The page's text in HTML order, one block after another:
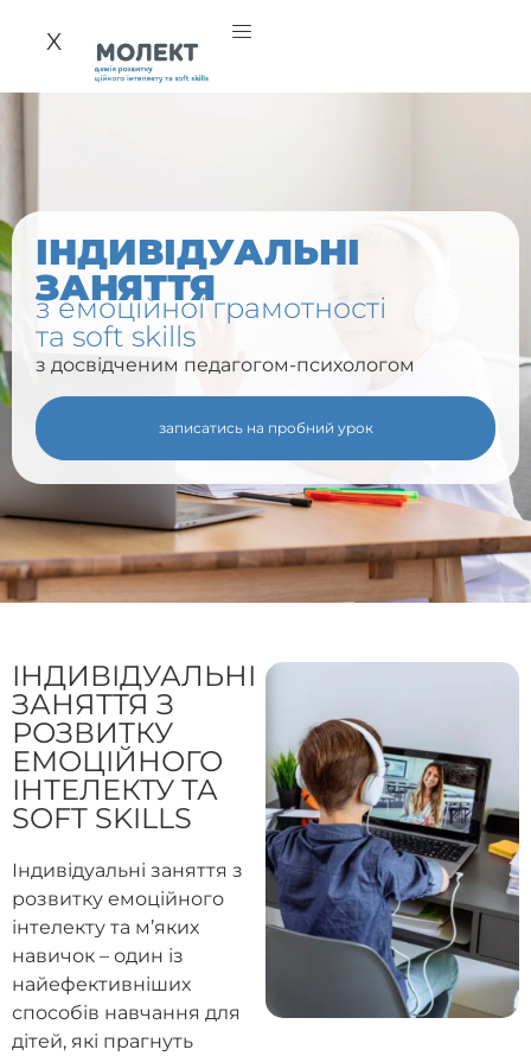
X
ІНДИВІДУАЛЬНІ
ЗАНЯТТЯ
з емоційної грамотності
та soft skills
з досвідченим педагогом-психологом
записатись на пробний урок
ІНДИВІДУАЛЬНІ
ЗАНЯТТЯ З
РОЗВИТКУ
ЕМОЦІЙНОГО
ІНТЕЛЕКТУ ТА
SOFT SKILLS
Індивідуальні заняття з
розвитку емоційного
інтелекту та м’яких
навичок – один із
найефективніших
способів навчання для
дітей, які прагнуть